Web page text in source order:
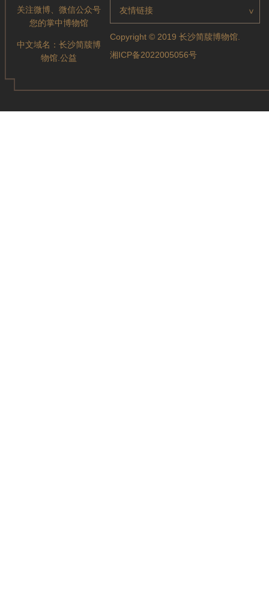
关注微博、微信公众号
您的掌中博物馆
中文域名： 长沙简牍博
物馆.公益
友情链接 >
Copyright © 2019 长沙简牍博物馆.
湘ICP备2022005056号